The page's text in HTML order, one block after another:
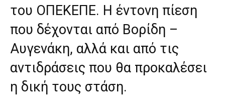
του ΟΠΕΚΕΠΕ. Η έντονη πίεση
που δέχονται από Βορίδη –
Αυγενάκη, αλλά και από τις
αντιδράσεις που θα προκαλέσει
η δική τους στάση.